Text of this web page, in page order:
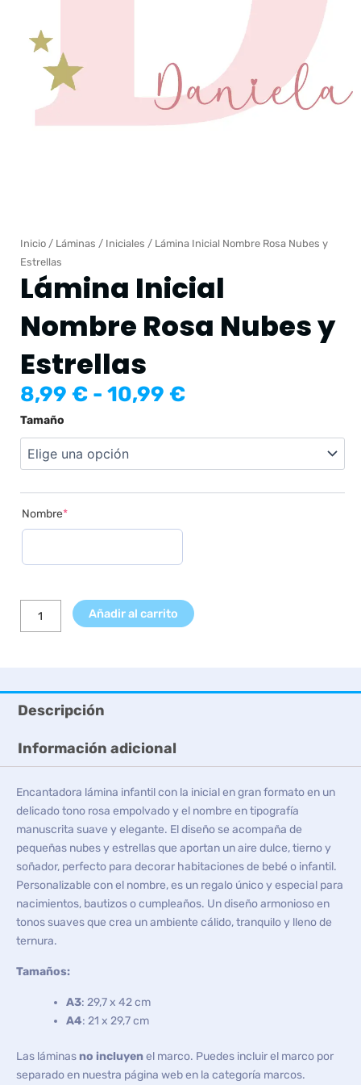
Inicio / Láminas / Iniciales / Lámina Inicial Nombre Rosa Nubes y
Estrellas
Lámina Inicial
Nombre Rosa Nubes y
Estrellas
8,99 € - 10,99 €Rango
precios:
8,99 €
hasta
Tamaño
Nombre*(required)
Lámina
Inicial
Nombre
Rosa
Nubes
y
Estrellas
Añadir al carrito
Descripción
Información adicional
Encantadora lámina infantil con la inicial en gran formato en un
delicado tono rosa empolvado y el nombre en tipografía
manuscrita suave y elegante. El diseño se acompaña de
pequeñas nubes y estrellas que aportan un aire dulce, tierno y
soñador, perfecto para decorar habitaciones de bebé o infantil.
Personalizable con el nombre, es un regalo único y especial para
nacimientos, bautizos o cumpleaños. Un diseño armonioso en
tonos suaves que crea un ambiente cálido, tranquilo y lleno de
ternura.
Tamaños:
A3: 29,7 x 42 cm
A4: 21 x 29,7 cm
Las láminas no incluyenel marco. Puedes incluir el marco por
separado en nuestra página web en la categoría marcos.